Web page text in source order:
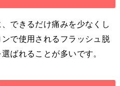
できるだけ痛みを少なくし
で使用されるフラッシュ脱
ばれることが多いです。